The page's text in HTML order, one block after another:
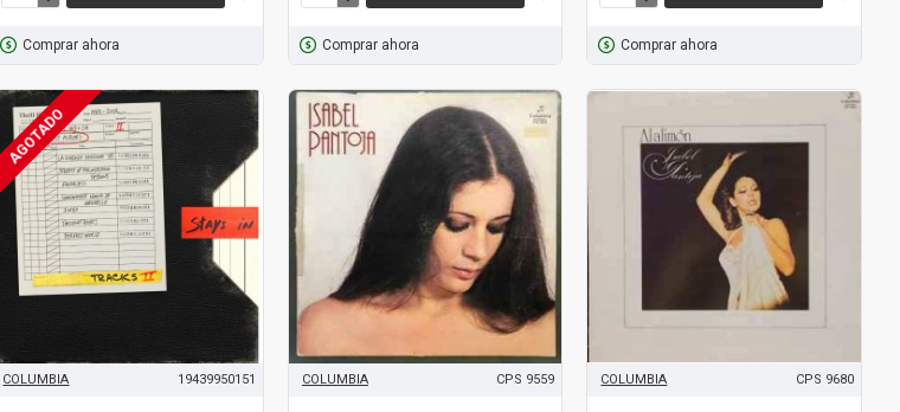
Comprar ahora Comprar ahora Comprar ahora
AGOTADO
COLUMBIA 19439950151 COLUMBIA CPS 9559 COLUMBIA CPS 9680